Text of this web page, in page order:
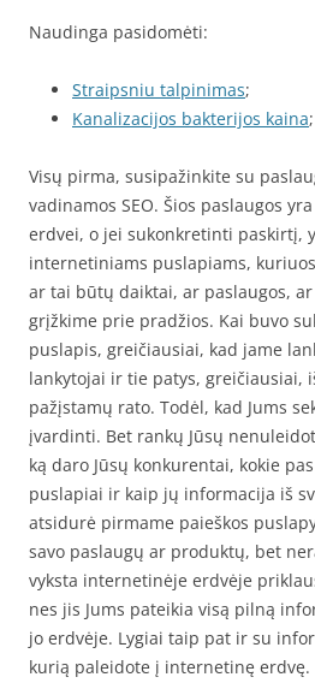
Naudinga pasidomėti:
Straipsniu talpinimas;
Kanalizacijos bakterijos kaina;
Visų pirma, susipažinkite su
vadinamos SEO. Šios paslaugos
erdvei, o jei sukonkretinti paskirtį,
internetiniams puslapiams,
ar tai būtų daiktai, ar paslaugos,
grįžkime prie pradžios. Kai buvo
puslapis, greičiausiai, kad jame
lankytojai ir tie patys, greičiausiai,
pažįstamų rato. Todėl, kad Jums
įvardinti. Bet rankų Jūsų
ką daro Jūsų konkurentai, kokie
puslapiai ir kaip jų informacija iš
atsidurė pirmame paieškos
savo paslaugų ar produktų, bet
vyksta internetinėje erdvėje
nes jis Jums pateikia visą pilną
jo erdvėje. Lygiai taip pat ir su
kurią paleidote į internetinę erdvę.